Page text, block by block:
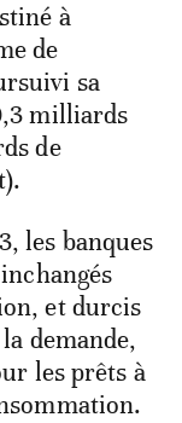
à
de
sa
milliards
de
les banques
et durcis
demande,
les prêts à